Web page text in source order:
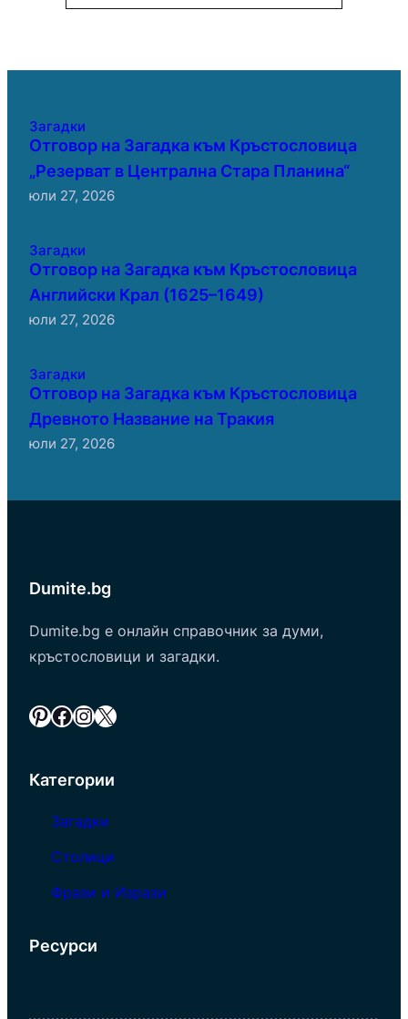
Загадки
Отговор на Загадка към Кръстословица
„Резерват в Централна Стара Планина“
юли 27, 2026
Загадки
Отговор на Загадка към Кръстословица
Английски Крал (1625–1649)
юли 27, 2026
Загадки
Отговор на Загадка към Кръстословица
Древното Название на Тракия
юли 27, 2026
Dumite.bg
Dumite.bg е онлайн справочник за думи,
кръстословици и загадки.
Pinterest Facebook InstagramX
Категории
Загадки
Столици
Фрази и Изрази
Ресурси